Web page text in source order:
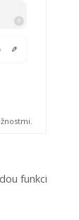
funkci